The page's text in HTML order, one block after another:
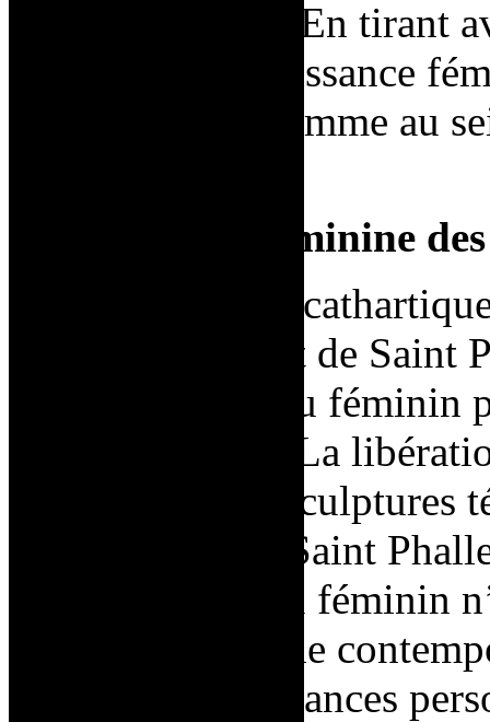
et de la religion. En tirant
performe une puissance
dominant de l’homme au
La puissance féminine
Après la période
s’opère dans l’art de
l’émancipation au féminin
caractéristiques. La
des
conceptuelle de Saint
représentation du féminin
vis-à-vis le monde
mais par ses croyances